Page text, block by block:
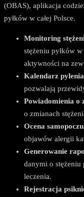
(OBAS), aplikacja
pyłków w całej Polsce.
Monitoring
stężeniu pyłków
aktywności na
Kalendarz
pozwalają
Powiadomienia o
o zmianach
Ocena
objawów alergii
Generowanie
danymi o stężeniu
leczenia.
Rejestracja